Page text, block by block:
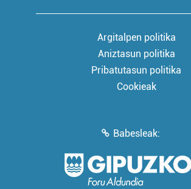
Argitalpen politika
Aniztasun politika
Pribatutasun politika
Cookieak
Babesleak: